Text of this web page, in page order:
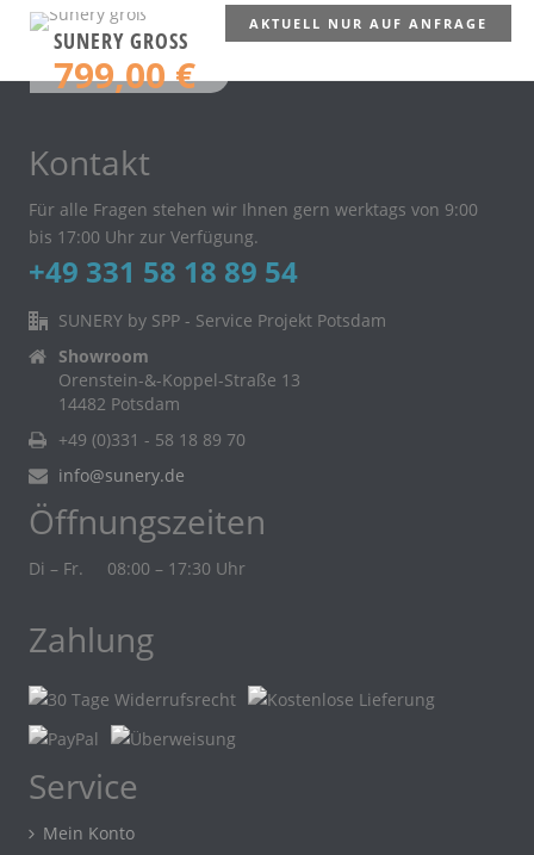
AKTUELL NUR AUF ANFRAGE
SUNERY GROSS
799,00€
Kontakt
Für alle Fragen stehen wir Ihnen gern werktags von 9:00
bis 17:00 Uhr zur Verfügung.
+49 331 58 18 89 54
SUNERY by SPP - Service Projekt Potsdam
Showroom
Orenstein-&-Koppel-Straße 13
14482 Potsdam
+49 (0)331 - 58 18 89 70
info@sunery.de
Öffnungszeiten
Di – Fr. 08:00 – 17:30 Uhr
Zahlung
Service
Mein Konto